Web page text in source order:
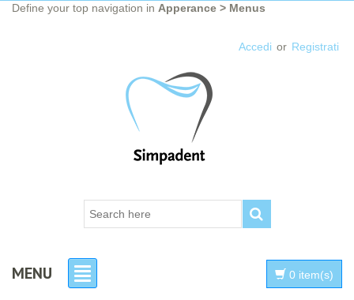
Define your top navigation in Apperance > Menus
Accedi or Registrati
MENU 0 item(s)